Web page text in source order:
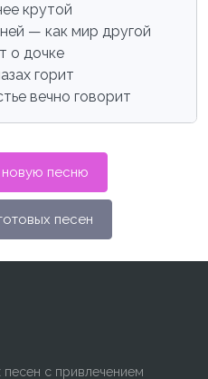
крутой
— как мир другой
о дочке
горит
вечно говорит
новую песню
песен
песен с привлечением